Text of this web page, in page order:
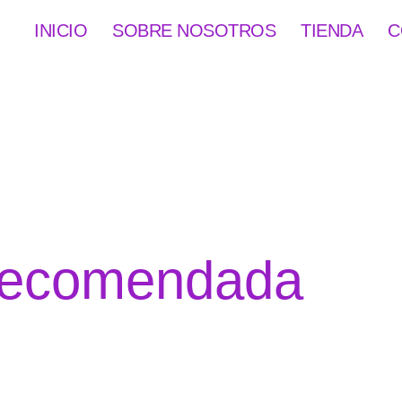
INICIO SOBRE NOSOTROS TIENDA